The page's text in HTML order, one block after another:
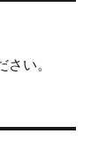
さい。